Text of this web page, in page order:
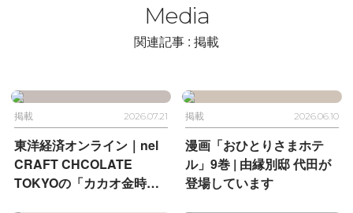
Media
関連記事 : 掲載
掲載 2026.07.21
東洋経済オンライン｜ nel
CRAFT CHCOLATE
TOKYOの 「カカオ金時」
掲載 2026.06.10
漫画「おひとりさまホテ
ル」9巻 | 由縁別邸 代田が
登場しています